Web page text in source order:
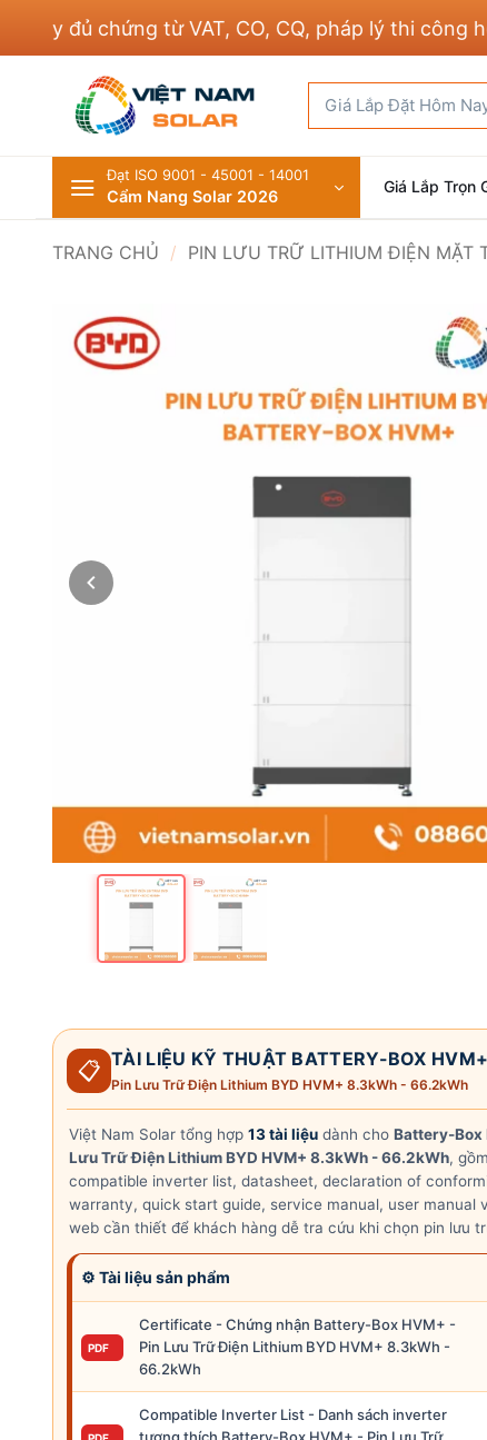
chứng từ VAT, CO, CQ, pháp lý thi công hệ
kiếm:
Đạt ISO 9001 - 45001 - 14001
Cẩm Nang Solar 2026 Giá Lắp Trọn
TRANG CHỦ / PIN LƯU TRỮ LITHIUM ĐIỆN MẶT
📋 TÀI LIỆU KỸ THUẬT BATTERY-BOX HVM+
Pin Lưu Trữ Điện Lithium BYD HVM+ 8.3kWh - 66.2kWh
Việt Nam Solar tổng hợp 13 tài liệu dành cho Battery-Box
Lưu Trữ Điện Lithium BYD HVM+ 8.3kWh - 66.2kWh,
compatible inverter list, datasheet, declaration of
warranty, quick start guide, service manual, user manual
web cần thiết để khách hàng dễ tra cứu khi chọn pin lưu
⚙ Tài liệu sản phẩm
PDF
Certificate - Chứng nhận Battery-Box HVM+ -
Pin Lưu Trữ Điện Lithium BYD HVM+ 8.3kWh -
66.2kWh
Compatible Inverter List - Danh sách inverter